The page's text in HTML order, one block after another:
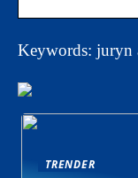
Keywords:
TRENDER